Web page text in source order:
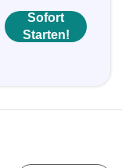
Sofort
Starten!